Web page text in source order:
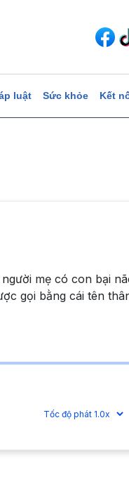
luật Sức khỏe Kết
mẹ có con bại
gọi bằng cái tên